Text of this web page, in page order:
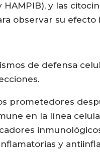
y las
observar su
de defensa
prometedores
en la línea
y